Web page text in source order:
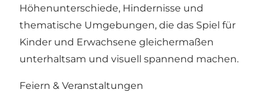
Höhenunterschiede, Hindernisse und
thematische Umgebungen, die das Spiel für
Kinder und Erwachsene gleichermaßen
unterhaltsam und visuell spannend machen.
Feiern & Veranstaltungen